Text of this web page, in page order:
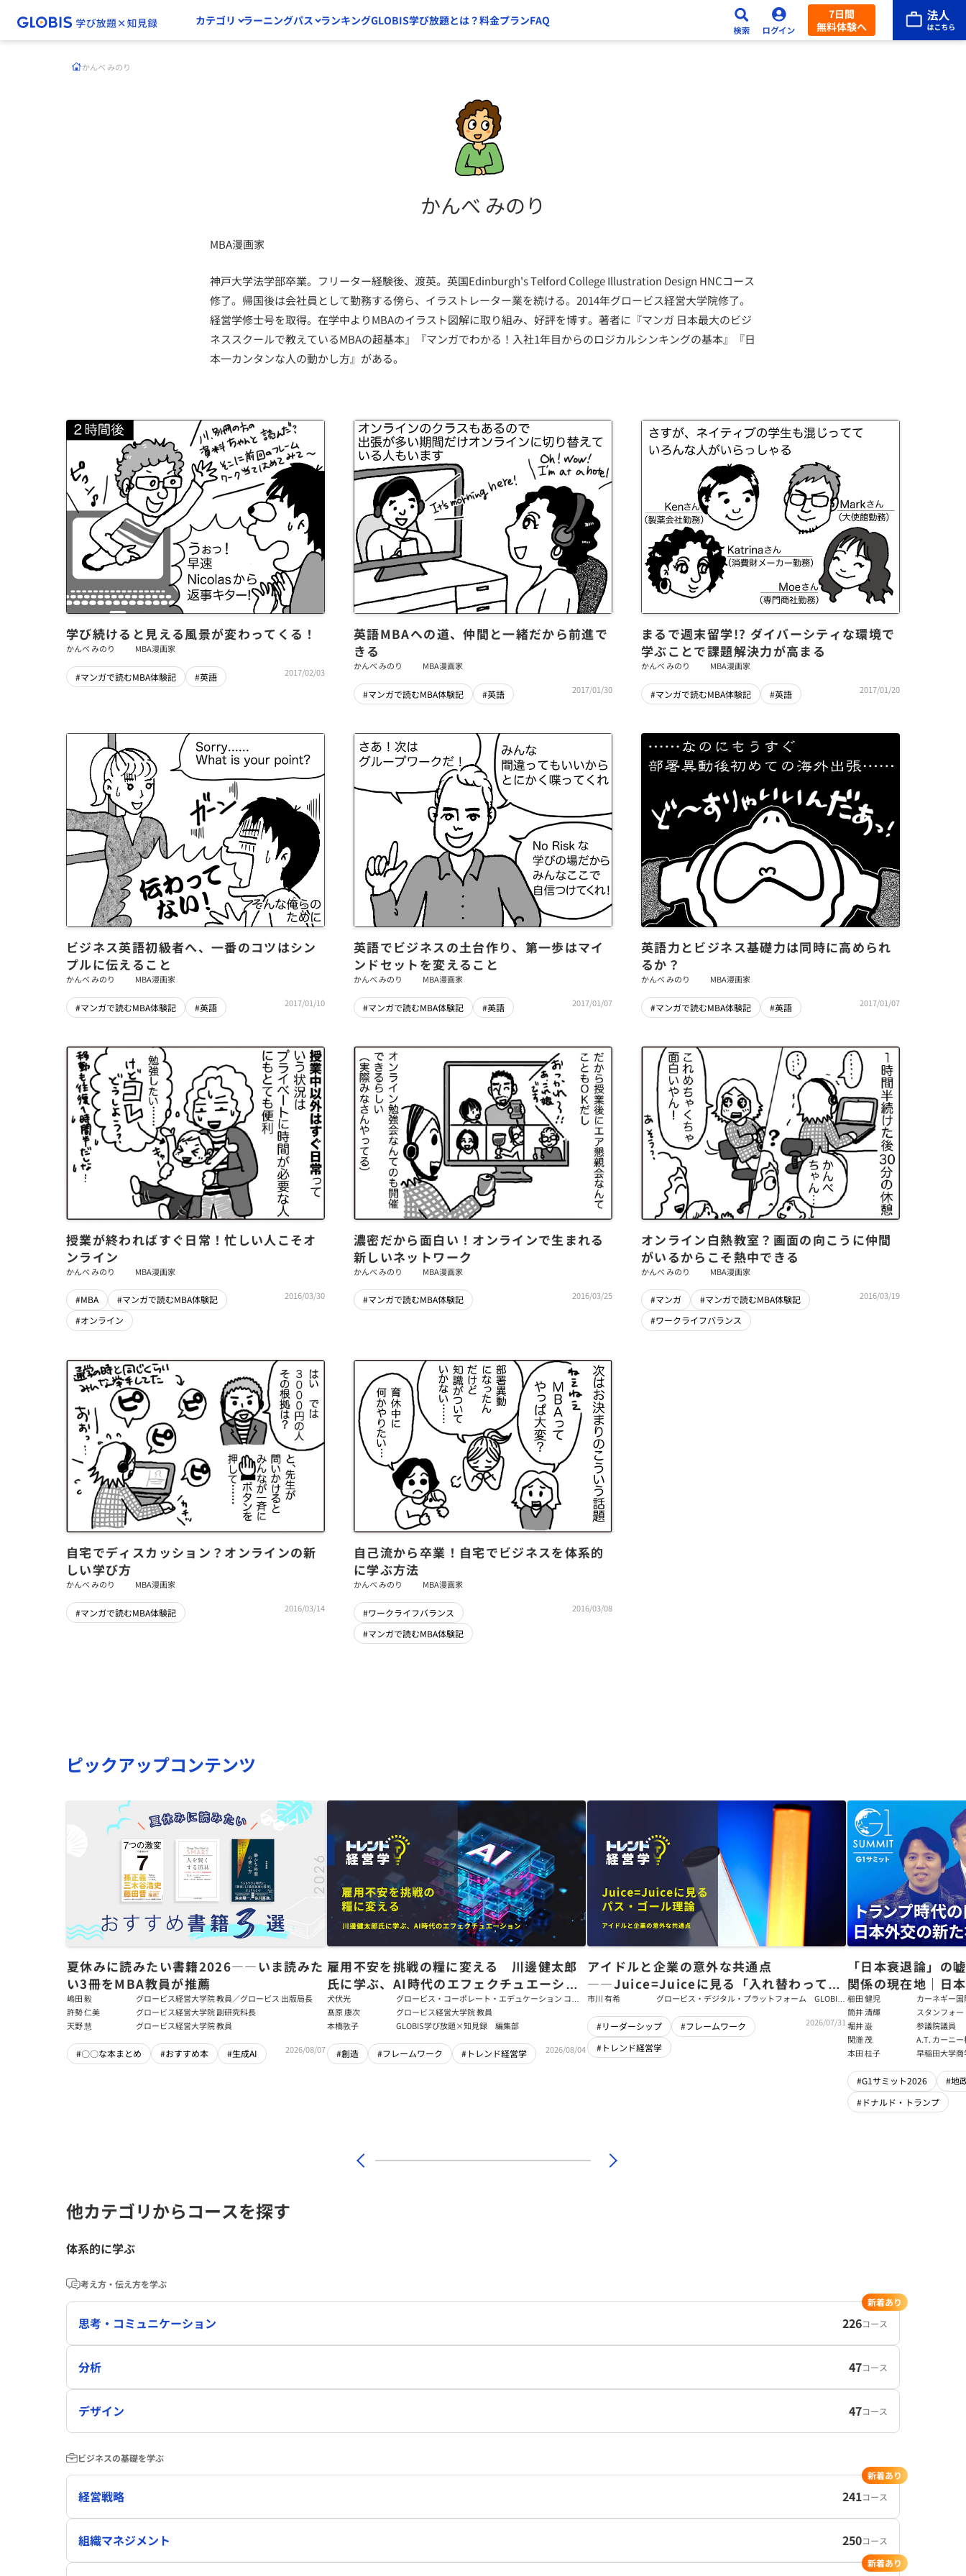
カテゴリ ラーニングパス ランキングGLOBIS学び放題とは？料金プランFAQ
7日間
無料体験へ
かんべ みのり
かんべ みのり
MBA漫画家
神戸大学法学部卒業。フリーター経験後、渡英。英国Edinburgh's Telford College Illustration Design HNCコース
修了。帰国後は会社員として勤務する傍ら、イラストレーター業を続ける。2014年グロービス経営大学院修了。
経営学修士号を取得。在学中よりMBAのイラスト図解に取り組み、好評を博す。著者に『マンガ 日本最大のビジ
ネススクールで教えているMBAの超基本』『マンガでわかる！入社1年目からのロジカルシンキングの基本』『日
本一カンタンな人の動かし方』がある。
学び続けると見える風景が変わってくる！
かんべ みのり MBA漫画家
#マンガで読むMBA体験記 #英語 2017/02/03
英語MBAへの道、仲間と一緒だから前進で
きる
かんべ みのり MBA漫画家
#マンガで読むMBA体験記 #英語 2017/01/30
まるで週末留学!? ダイバーシティな環境で
学ぶことで課題解決力が高まる
かんべ みのり MBA漫画家
#マンガで読むMBA体験記 #英語 2017/01/20
ビジネス英語初級者へ、一番のコツはシン
プルに伝えること
かんべ みのり MBA漫画家
#マンガで読むMBA体験記 #英語 2017/01/10
​英語でビジネスの土台作り、第一歩はマイ
ンドセットを変えること
かんべ みのり MBA漫画家
#マンガで読むMBA体験記 #英語 2017/01/07
英語力とビジネス基礎力は同時に高められ
るか？
かんべ みのり MBA漫画家
#マンガで読むMBA体験記 #英語 2017/01/07
授業が終わればすぐ日常！忙しい人こそオ
ンライン
かんべ みのり MBA漫画家
#MBA
#マンガで読むMBA体験記
#オンライン
2016/03/30
濃密だから面白い！オンラインで生まれる
新しいネットワーク
かんべ みのり MBA漫画家
#マンガで読むMBA体験記 2016/03/25
オンライン白熱教室？画面の向こうに仲間
がいるからこそ熱中できる
かんべ みのり MBA漫画家
#マンガ
#マンガで読むMBA体験記
#ワークライフバランス
2016/03/19
自宅でディスカッション？オンラインの新
しい学び方
かんべ みのり MBA漫画家
#マンガで読むMBA体験記 2016/03/14
自己流から卒業！自宅でビジネスを体系的
に学ぶ方法
かんべ みのり MBA漫画家
#ワークライフバランス
#マンガで読むMBA体験記
2016/03/08
ピックアップコンテンツ
夏休みに読みたい書籍2026――いま読みた
い3冊をMBA教員が推薦
嶋田 毅
グロービス経営大学院 教員／グロービス 出版局長
許勢 仁美
グロービス経営大学院 副研究科長
天野 慧
グロービス経営大学院 教員
#〇〇な本まとめ #おすすめ本 #生成AI 2026/08/07
雇用不安を挑戦の糧に変える 川邊健太郎
氏に学ぶ、AI時代のエフェクチュエーショ
ン
犬伏光
グロービス・コーポレート・エデュケーション コー
ポレート・ソリューション・チーム コンサルタント
髙原 康次
グロービス経営大学院 教員
本橋敦子
GLOBIS学び放題×知見録 編集部
#創造 #フレームワーク #トレンド経営学 2026/08/04
アイドルと企業の意外な共通点
――Juice=Juiceに見る「入れ替わっても
強いチーム」をつくるパス・ゴール理論
市川 有希
グロービス・デジタル・プラットフォーム GLOBIS
#リーダーシップ
#フレームワーク
#トレンド経営学
2026/07/31
「日本衰退論」の
関係の現在地｜日
戦略【櫛田健児×
輝】
櫛田 健児
カーネギー
ラムディレ
筒井 清輝
スタンフォ
大学アジア
フェロー
堀井 巌
参議院議員
関灘 茂
A.T. カーニ
本法人会長
本田 桂子 早稲田大学
#G1サミット2026
#地
#ドナルド・トランプ
他カテゴリからコースを探す
体系的に学ぶ
考え方・伝え方を学ぶ
思考・コミュニケーション 226コース
新着あり
分析 47コース
デザイン 47コース
ビジネスの基礎を学ぶ
経営戦略 241コース
新着あり
組織マネジメント 250コース
新着あり